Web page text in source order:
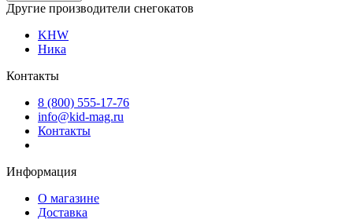
Другие производители снегокатов
KHW
Ника
Контакты
8 (800) 555-17-76
info@kid-mag.ru
Контакты
Информация
О магазине
Доставка